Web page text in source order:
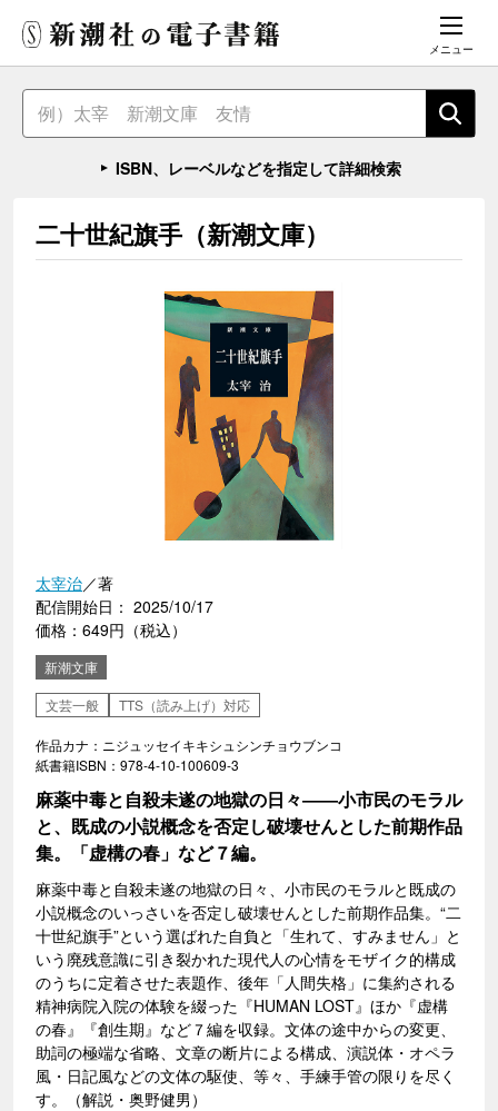
メニュー
ISBN、レーベルなどを指定して詳細検索
二十世紀旗手（新潮文庫）
太宰治／著
配信開始日： 2025/10/17
価格：649円（税込）
新潮文庫
文芸一般
TTS（読み上げ）対応
作品カナ：ニジュッセイキキシュシンチョウブンコ
紙書籍ISBN：978-4-10-100609-3
麻薬中毒と自殺未遂の地獄の日々――小市民のモラル
と、既成の小説概念を否定し破壊せんとした前期作品
集。「虚構の春」など７編。
麻薬中毒と自殺未遂の地獄の日々、小市民のモラルと既成の
小説概念のいっさいを否定し破壊せんとした前期作品集。“二
十世紀旗手”という選ばれた自負と「生れて、すみません」と
いう廃残意識に引き裂かれた現代人の心情をモザイク的構成
のうちに定着させた表題作、後年「人間失格」に集約される
精神病院入院の体験を綴った『HUMAN LOST』ほか『虚構
の春』『創生期』など７編を収録。文体の途中からの変更、
助詞の極端な省略、文章の断片による構成、演説体・オペラ
風・日記風などの文体の駆使、等々、手練手管の限りを尽く
す。（解説・奥野健男）